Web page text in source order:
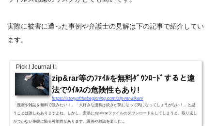
実際に被害に遭った事例や弁護士の見解は下の記事で紹介してい
ます。
Pick ! Journal !!
zip&rar等のﾌｧｲﾙを無料ﾀﾞｳﾝﾛｰﾄﾞすると違
法でｳｲﾙｽの危険性もあり!
https://storyofthebeginning.com/zip-rar-kiken/
「漫画や雑誌を無料で読みたい！」「大好きな漫画は続きが気になって気になってしょうがない！」と思
うことは誰しもありますよね。しかし、安易にzipやrarファイルのダウンロードをしてしまうと、取り返し
がつかない事態に陥る可能性があります。漫画や雑誌を楽しむ...